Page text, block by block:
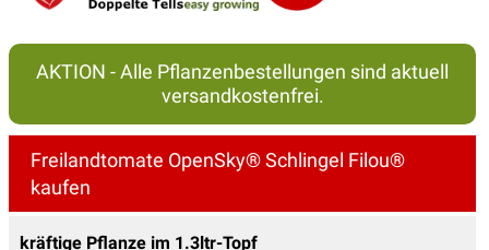
AKTION - Alle Pflanzenbestellungen sind aktuell
versandkostenfrei.
Freilandtomate OpenSky® Schlingel Filou®
kaufen
kräftige Pflanze im 1.3ltr-Topf